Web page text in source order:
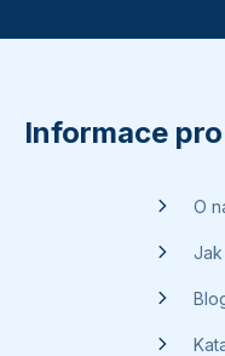
Informace
O